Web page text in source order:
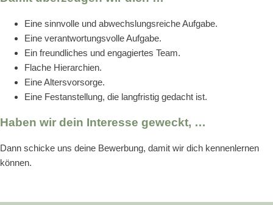
Eine sinnvolle und abwechslungsreiche Aufgabe.
Eine verantwortungsvolle Aufgabe.
Ein freundliches und engagiertes Team.
Flache Hierarchien.
Eine Altersvorsorge.
Eine Festanstellung, die langfristig gedacht ist.
Haben wir dein Interesse geweckt, …
Dann schicke uns deine Bewerbung, damit wir dich kennenlernen
können.